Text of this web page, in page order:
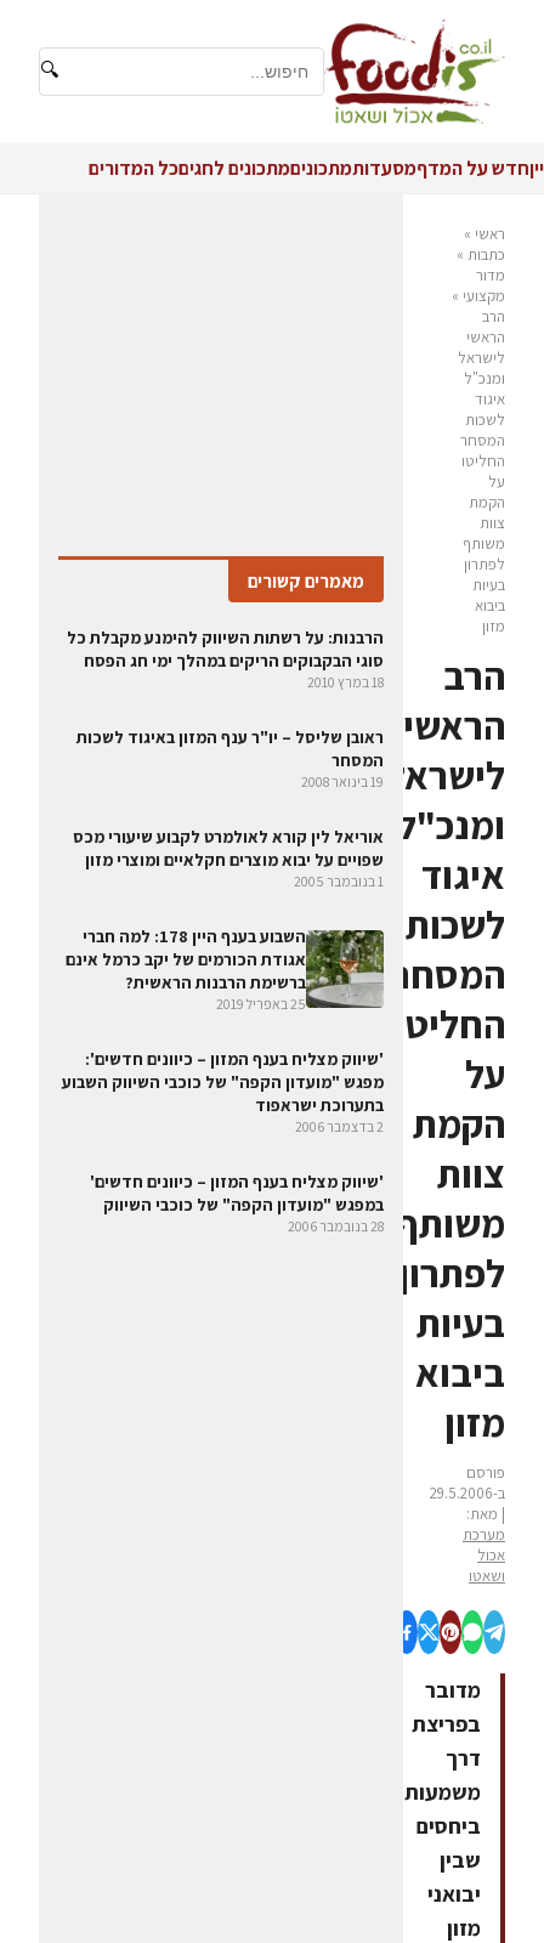
🔍
ייןחדש על המדףמסעדותמתכוניםמתכונים לחגיםכל המדורים
ראשי »
כתבות »
מדור
מקצועי »
הרב
הראשי
לישראל
ומנכ"ל
איגוד
לשכות
המסחר
החליטו
על
הקמת
צוות
משותף
לפתרון
בעיות
ביבוא
מזון
הרב
הראשי
לישראל
ומנכ"ל
איגוד
לשכות
המסחר
החליטו
על
הקמת
צוות
משותף
לפתרון
בעיות
ביבוא
מזון
פורסם
ב-29.5.2006
| מאת:
מערכת
אכול
ושאטו
מדובר
בפריצת
דרך
משמעותית
ביחסים
שבין
יבואני
מזון
מאמרים קשורים
הרבנות: על רשתות השיווק להימנע מקבלת כל
סוגי הבקבוקים הריקים במהלך ימי חג הפסח
18 במרץ 2010
ראובן שליסל – יו"ר ענף המזון באיגוד לשכות
המסחר
19 בינואר 2008
אוריאל לין קורא לאולמרט לקבוע שיעורי מכס
שפויים על יבוא מוצרים חקלאיים ומוצרי מזון
1 בנובמבר 2005
השבוע בענף היין 178: למה חברי
אגודת הכורמים של יקב כרמל אינם
ברשימת הרבנות הראשית?
25 באפריל 2019
'שיווק מצליח בענף המזון – כיוונים חדשים':
מפגש "מועדון הקפה" של כוכבי השיווק השבוע
בתערוכת ישראפוד
2 בדצמבר 2006
'שיווק מצליח בענף המזון – כיוונים חדשים'
במפגש "מועדון הקפה" של כוכבי השיווק
28 בנובמבר 2006